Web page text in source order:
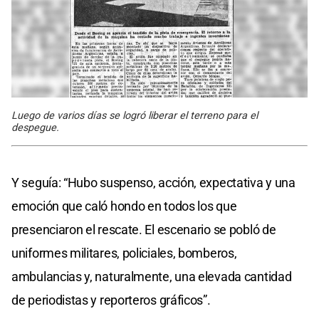
Luego de varios días se logró liberar el terreno para el
despegue.
Y seguía: “Hubo suspenso, acción, expectativa y una
emoción que caló hondo en todos los que
presenciaron el rescate. El escenario se pobló de
uniformes militares, policiales, bomberos,
ambulancias y, naturalmente, una elevada cantidad
de periodistas y reporteros gráficos”.